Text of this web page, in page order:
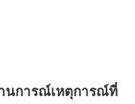
นการณ์เหตุการณ์ที่